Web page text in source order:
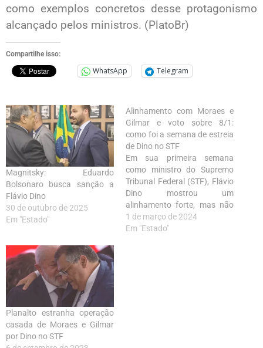
como exemplos concretos desse protagonismo
alcançado pelos ministros. (PlatoBr)
Compartilhe isso:
WhatsApp Telegram
Magnitsky: Eduardo
Bolsonaro busca sanção a
Flávio Dino
30 de outubro de 2025
Em "Estado"
Alinhamento com Moraes e
Gilmar e voto sobre 8/1:
como foi a semana de estreia
de Dino no STF
Em sua primeira semana
como ministro do Supremo
Tribunal Federal (STF), Flávio
Dino mostrou um
alinhamento forte, mas não
total, com dois integrantes da
lista de padrinhos de sua
1 de março de 2024
Em "Estado"
Planalto estranha operação
casada de Moraes e Gilmar
por Dino no STF